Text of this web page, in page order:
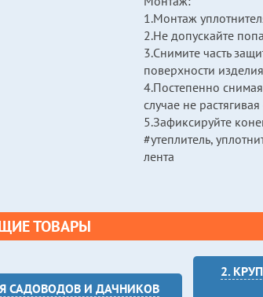
1.Монтаж
2.Не допускайте
3.Снимите часть
поверхности
4.Постепенно
случае не растягивая
5.Зафиксируйте
#утеплитель,
лента
ТОВАРЫ
САДОВОДОВ И ДАЧНИКОВ
2.